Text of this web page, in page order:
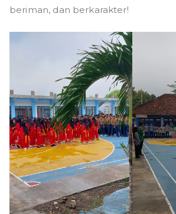
beriman, dan berkarakter!